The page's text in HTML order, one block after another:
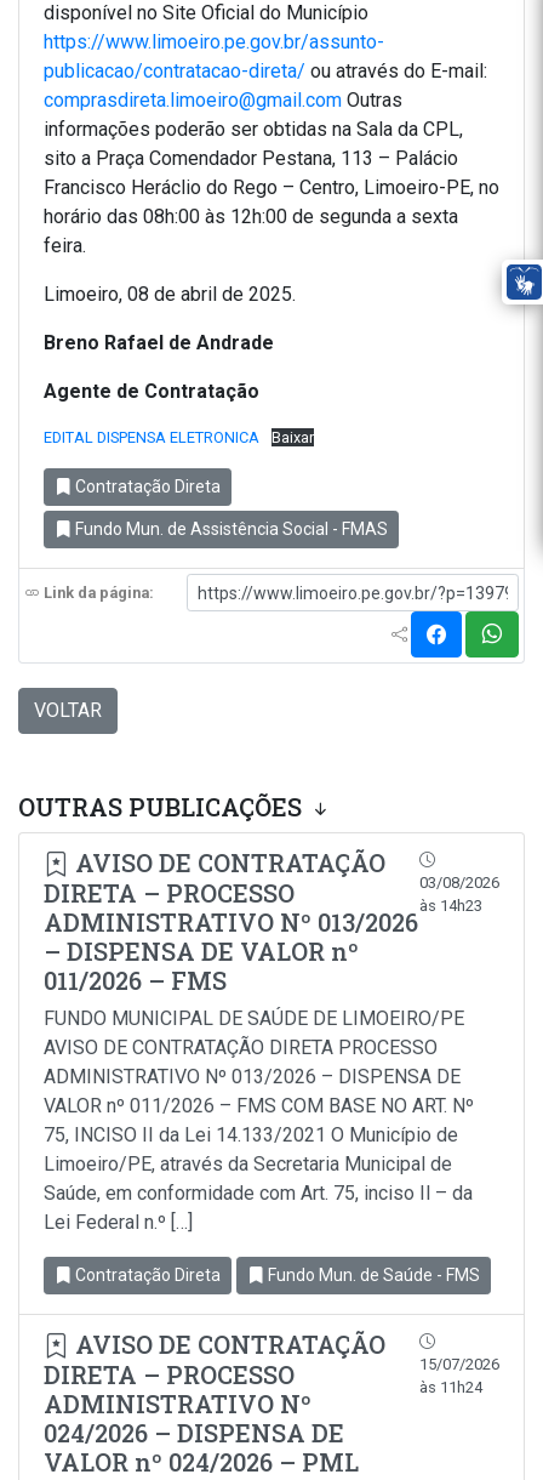
disponível no Site Oficial do Município
https://www.limoeiro.pe.gov.br/assunto-
publicacao/contratacao-direta/ ou através do E-mail:
comprasdireta.limoeiro@gmail.com Outras
informações poderão ser obtidas na Sala da CPL,
sito a Praça Comendador Pestana, 113 – Palácio
Francisco Heráclio do Rego – Centro, Limoeiro-PE, no
horário das 08h:00 às 12h:00 de segunda a sexta
feira.
Limoeiro, 08 de abril de 2025.
Breno Rafael de Andrade
Agente de Contratação
EDITAL DISPENSA ELETRONICA Baixar
Contratação Direta
Fundo Mun. de Assistência Social - FMAS
Link da página:
VOLTAR
OUTRAS PUBLICAÇÕES
AVISO DE CONTRATAÇÃO
DIRETA – PROCESSO
ADMINISTRATIVO Nº 013/2026
– DISPENSA DE VALOR nº
011/2026 – FMS
03/08/2026
às 14h23
FUNDO MUNICIPAL DE SAÚDE DE LIMOEIRO/PE
AVISO DE CONTRATAÇÃO DIRETA PROCESSO
ADMINISTRATIVO Nº 013/2026 – DISPENSA DE
VALOR nº 011/2026 – FMS COM BASE NO ART. Nº
75, INCISO II da Lei 14.133/2021 O Município de
Limoeiro/PE, através da Secretaria Municipal de
Saúde, em conformidade com Art. 75, inciso Il – da
Lei Federal n.º […]
Contratação Direta Fundo Mun. de Saúde - FMS
AVISO DE CONTRATAÇÃO
DIRETA – PROCESSO
ADMINISTRATIVO Nº
024/2026 – DISPENSA DE
VALOR nº 024/2026 – PML
15/07/2026
às 11h24